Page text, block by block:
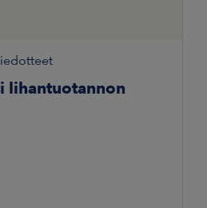
lihantuotannon